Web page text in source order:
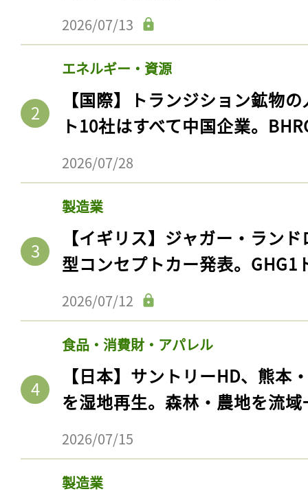
2026/07/13
エネルギー・資源
【国際】トランジション鉱物
ト10社はすべて中国企業。
2026/07/28
製造業
【イギリス】ジャガー・ラン
型コンセプトカー発表。GHG1
2026/07/12
食品・消費財・アパレル
【日本】サントリーHD、熊本
を湿地再生。森林・農地を流
2026/07/15
製造業